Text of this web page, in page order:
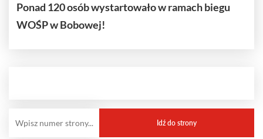
Ponad 120 osób wystartowało w ramach biegu
WOŚP w Bobowej!